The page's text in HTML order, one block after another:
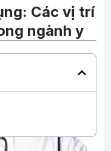
Các vị trí
ngành y